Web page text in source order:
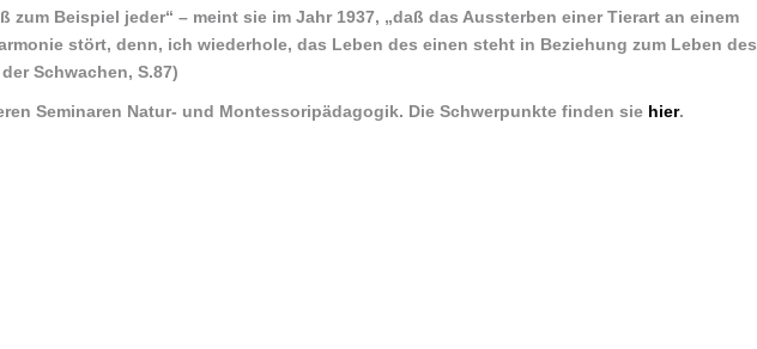
zum Beispiel jeder“ – meint sie im Jahr 1937, „daß das Aussterben einer Tierart an einem
stört, denn, ich wiederhole, das Leben des einen steht in Beziehung zum Leben des
Schwachen, S.87)
Seminaren Natur- und Montessoripädagogik. Die Schwerpunkte finden sie hier.